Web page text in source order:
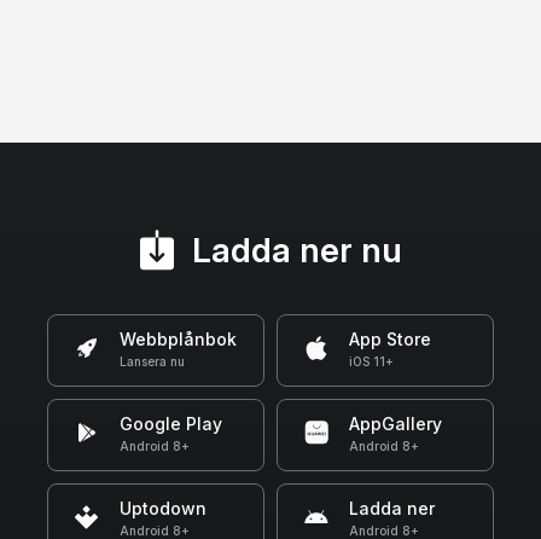
Ladda ner nu
Webbplånbok
Lansera nu
App Store
iOS 11+
Google Play
Android 8+
AppGallery
Android 8+
Uptodown
Android 8+
Ladda ner
Android 8+